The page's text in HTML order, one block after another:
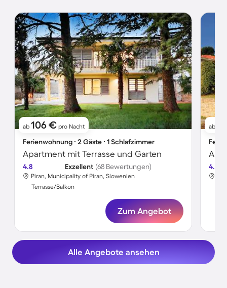
ab 106 € pro Nacht
Ferienwohnung ∙ 2 Gäste ∙ 1 Schlafzimmer
Apartment mit Terrasse und Garten
4.8 Exzellent (68 Bewertungen)
Piran, Municipality of Piran, Slowenien
Terrasse/Balkon
Zum Angebot
ab
4.4
Alle Angebote ansehen